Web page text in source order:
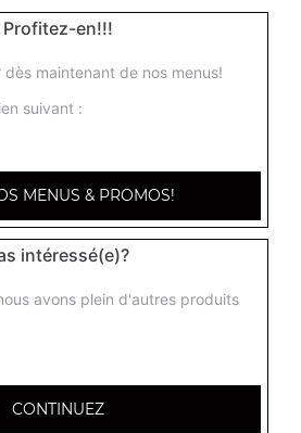
bleu
10.50€
13.00€
Profitez-en!!!
maintenant de nos menus!
suivant :
MENUS & PROMOS!
intéressé(e)?
avons plein d'autres produits
CONTINUEZ